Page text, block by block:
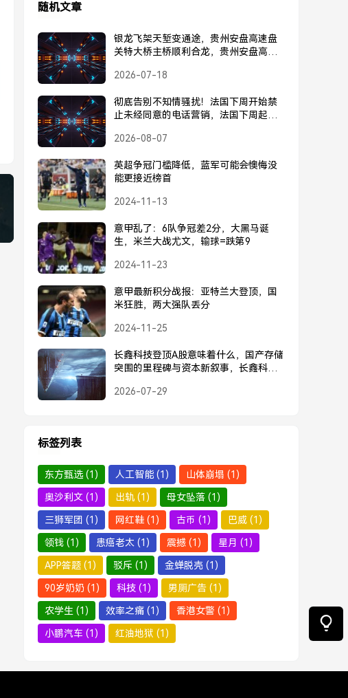
随机文章
银龙飞架天堑变通途，贵州安盘高速盘
关特大桥主桥顺利合龙，贵州安盘高速
2026-07-18
彻底告别不知情骚扰！法国下周开始禁
止未经同意的电话营销，法国下周起禁
2026-08-07
英超争冠门槛降低，蓝军可能会懊悔没
能更接近榜首
2024-11-13
意甲乱了：6队争冠差2分，大黑马诞
生，米兰大战尤文，输球=跌第9
2024-11-23
意甲最新积分战报：亚特兰大登顶，国
米狂胜，两大强队丢分
2024-11-25
长鑫科技登顶A股意味着什么，国产存储
突围的里程碑与资本新叙事，长鑫科技
新叙事
2026-07-29
标签列表
东方甄选 (1) 人工智能 (1) 山体崩塌 (1)
奥沙利文 (1) 出轨 (1) 母女坠落 (1)
三狮军团 (1) 网红鞋 (1) 古币 (1) 巴威 (1)
领钱 (1) 患癌老太 (1) 震撼 (1) 星月 (1)
APP答题 (1) 驳斥 (1) 金蝉脱壳 (1)
90岁奶奶 (1) 科技 (1) 男厕广告 (1)
农学生 (1) 效率之痛 (1) 香港女警 (1)
小鹏汽车 (1) 红油地狱 (1)